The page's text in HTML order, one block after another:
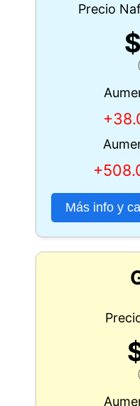
Precio
Más info y